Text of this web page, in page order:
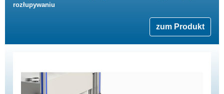
rozłupywaniu
zum Produkt